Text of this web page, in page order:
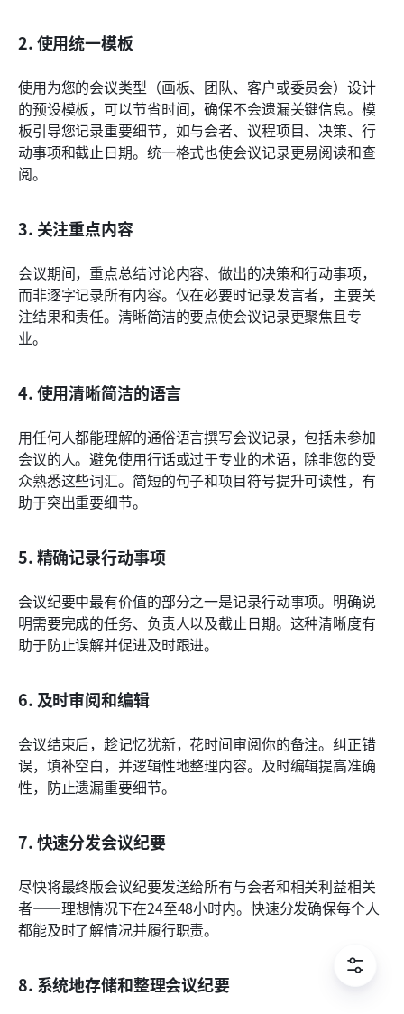
2. 使用统一模板
使用为您的会议类型（画板、团队、客户或委员会）设计
的预设模板，可以节省时间，确保不会遗漏关键信息。模
板引导您记录重要细节，如与会者、议程项目、决策、行
动事项和截止日期。统一格式也使会议记录更易阅读和查
阅。
3. 关注重点内容
会议期间，重点总结讨论内容、做出的决策和行动事项，
而非逐字记录所有内容。仅在必要时记录发言者，主要关
注结果和责任。清晰简洁的要点使会议记录更聚焦且专
业。
4. 使用清晰简洁的语言
用任何人都能理解的通俗语言撰写会议记录，包括未参加
会议的人。避免使用行话或过于专业的术语，除非您的受
众熟悉这些词汇。简短的句子和项目符号提升可读性，有
助于突出重要细节。
5. 精确记录行动事项
会议纪要中最有价值的部分之一是记录行动事项。明确说
明需要完成的任务、负责人以及截止日期。这种清晰度有
助于防止误解并促进及时跟进。
6. 及时审阅和编辑
会议结束后，趁记忆犹新，花时间审阅你的备注。纠正错
误，填补空白，并逻辑性地整理内容。及时编辑提高准确
性，防止遗漏重要细节。
7. 快速分发会议纪要
尽快将最终版会议纪要发送给所有与会者和相关利益相关
者——理想情况下在24至48小时内。快速分发确保每个人
都能及时了解情况并履行职责。
8. 系统地存储和整理会议纪要